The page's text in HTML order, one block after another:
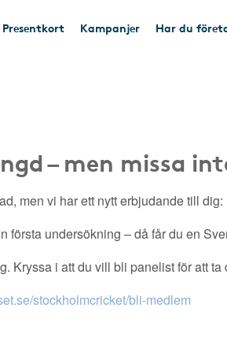
Presentkort Kampanjer Har du
– men missa
men vi har ett nytt erbjudande till dig:
undersökning – då får du en
Kryssa i att du vill bli panelist för att
stockholmcricket/bli-medlem